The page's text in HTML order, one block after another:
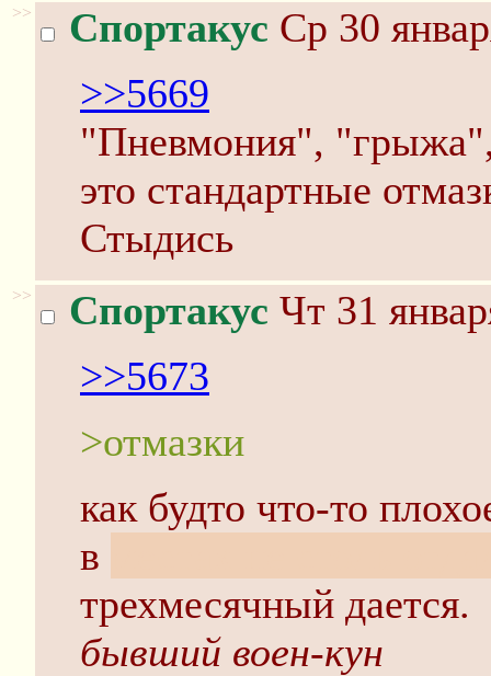
>> Спортакус Ср 30
>>5669
"Пневмония",
это стандартные
Стыдись
>> Спортакус Чт 31
>>5673
>отмазки
как будто что-то
в
трехмесячный дается.
бывший воен-кун